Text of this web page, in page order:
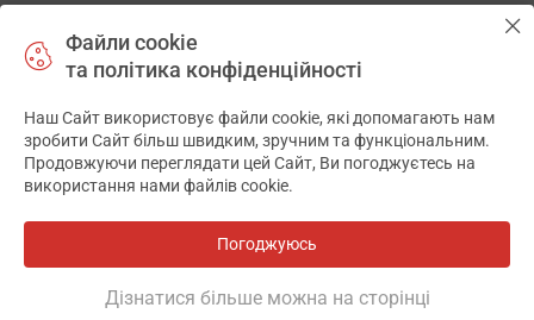
ПЕРЕД ЗАСТОСУВАННЯМ ПРЕПАРАТУ ПРОКОНСУЛЬТУЙТЕСЬ
ТОВ «АПТЕКА 911.ЮА» Код ЄДРПОУ 43631965.
Відмова від відповідальності
© 2014-2026. Медична інформаційна система АПТЕКА911.ЮА
Файли cookie
та політика конфіденційності
Наш Сайт використовує файли cookie, які допомагають нам
зробити Сайт більш швидким, зручним та функціональним.
Продовжуючи переглядати цей Сайт, Ви погоджуєтесь на
використання нами файлів cookie.
Погоджуюсь
Дізнатися більше можна на сторінці
✕